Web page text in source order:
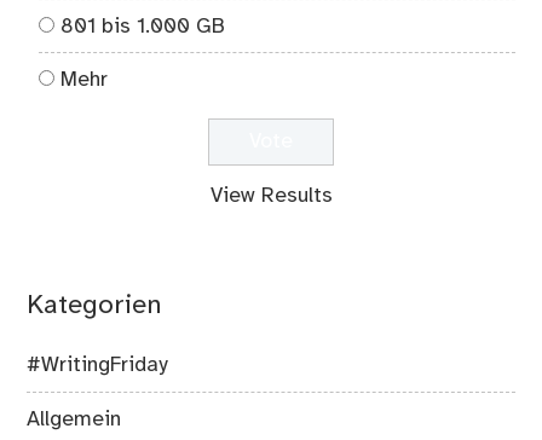
801 bis 1.000 GB
Mehr
View Results
Kategorien
#WritingFriday
Allgemein